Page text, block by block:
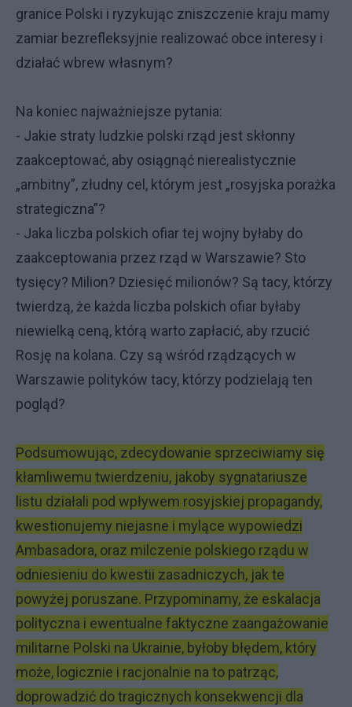
granice Polski i ryzykując zniszczenie kraju mamy
zamiar bezrefleksyjnie realizować obce interesy i
działać wbrew własnym?
Na koniec najważniejsze pytania:
- Jakie straty ludzkie polski rząd jest skłonny
zaakceptować, aby osiągnąć nierealistycznie
„ambitny”, złudny cel, którym jest „rosyjska porażka
strategiczna”?
- Jaka liczba polskich ofiar tej wojny byłaby do
zaakceptowania przez rząd w Warszawie? Sto
tysięcy? Milion? Dziesięć milionów? Są tacy, którzy
twierdzą, że każda liczba polskich ofiar byłaby
niewielką ceną, którą warto zapłacić, aby rzucić
Rosję na kolana. Czy są wśród rządzących w
Warszawie polityków tacy, którzy podzielają ten
pogląd?
Podsumowując, zdecydowanie sprzeciwiamy się
kłamliwemu twierdzeniu, jakoby sygnatariusze
listu działali pod wpływem rosyjskiej propagandy,
kwestionujemy niejasne i mylące wypowiedzi
Ambasadora, oraz milczenie polskiego rządu w
odniesieniu do kwestii zasadniczych, jak te
powyżej poruszane. Przypominamy, że eskalacja
polityczna i ewentualne faktyczne zaangażowanie
militarne Polski na Ukrainie, byłoby błędem, który
może, logicznie i racjonalnie na to patrząc,
doprowadzić do tragicznych konsekwencji dla